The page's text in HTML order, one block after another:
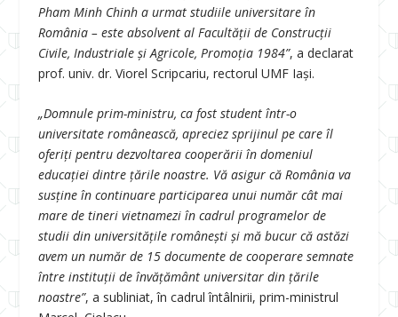
Pham Minh Chinh a urmat studiile universitare în
România – este absolvent al Facultății de Construcții
Civile, Industriale și Agricole, Promoția 1984”, a declarat
prof. univ. dr. Viorel Scripcariu, rectorul UMF Iași.
„Domnule prim-ministru, ca fost student într-o
universitate românească, apreciez sprijinul pe care îl
oferiţi pentru dezvoltarea cooperării în domeniul
educaţiei dintre ţările noastre. Vă asigur că România va
susţine în continuare participarea unui număr cât mai
mare de tineri vietnamezi în cadrul programelor de
studii din universităţile româneşti şi mă bucur că astăzi
avem un număr de 15 documente de cooperare semnate
între instituţii de învăţământ universitar din ţările
noastre”, a subliniat, în cadrul întâlnirii, prim-ministrul